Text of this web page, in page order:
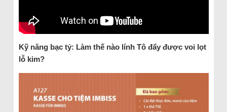
Kỹ năng bạc tỷ: Làm thế nào lính Tô đẩy được voi lọt
lỗ kim?